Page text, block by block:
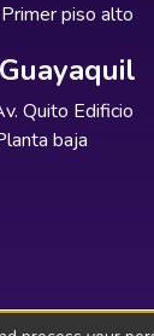
piso alto
Quito Edificio
baja